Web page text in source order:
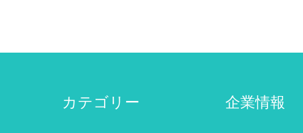
カテゴリー 企業情報